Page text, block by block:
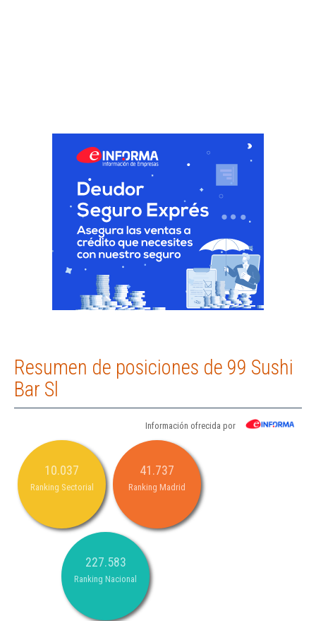
Resumen de posiciones de 99 Sushi
Bar Sl
Información ofrecida por
10.037
Ranking Sectorial
41.737
Ranking Madrid
227.583
Ranking Nacional